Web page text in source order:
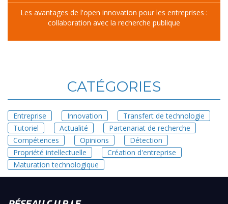
Les avantages de l'open innovation pour les entreprises :
collaboration avec la recherche publique
CATÉGORIES
Entreprise Innovation
Transfert de technologie
Tutoriel
Actualité
Partenariat de recherche
Compétences
Opinions
Détection
Propriété intellectuelle
Création d'entreprise
Maturation technologique